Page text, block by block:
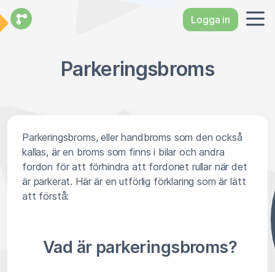
Logga in
Parkeringsbroms
Parkeringsbroms, eller handbroms som den också
kallas, är en broms som finns i bilar och andra
fordon för att förhindra att fordonet rullar när det
är parkerat. Här är en utförlig förklaring som är lätt
att förstå:
Vad är parkeringsbroms?